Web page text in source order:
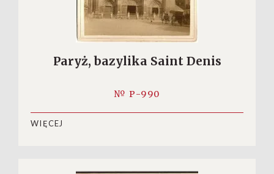
Paryż, bazylika Saint Denis
№ P-990
WIĘCEJ